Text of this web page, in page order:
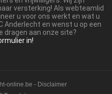
versterking! Als webteamlid
u voor ons werkt en wat u
Anderlecht en wenst u op een
dragen aan onze site?
in!
online.be - Disclaimer